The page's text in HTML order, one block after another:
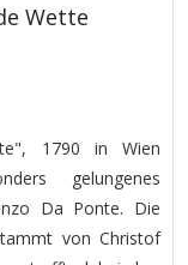
Wette
1790 in Wien
gelungenes
Da Ponte. Die
von Christof